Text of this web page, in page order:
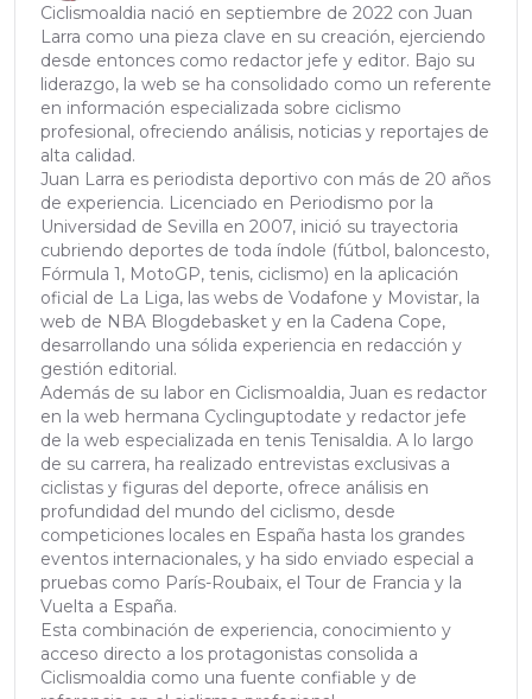
Ciclismoaldia nació en septiembre de 2022 con Juan
Larra como una pieza clave en su creación, ejerciendo
desde entonces como redactor jefe y editor. Bajo su
liderazgo, la web se ha consolidado como un referente
en información especializada sobre ciclismo
profesional, ofreciendo análisis, noticias y reportajes de
alta calidad.
Juan Larra es periodista deportivo con más de 20 años
de experiencia. Licenciado en Periodismo por la
Universidad de Sevilla en 2007, inició su trayectoria
cubriendo deportes de toda índole (fútbol, baloncesto,
Fórmula 1, MotoGP, tenis, ciclismo) en la aplicación
oficial de La Liga, las webs de Vodafone y Movistar, la
web de NBA Blogdebasket y en la Cadena Cope,
desarrollando una sólida experiencia en redacción y
gestión editorial.
Además de su labor en Ciclismoaldia, Juan es redactor
en la web hermana Cyclinguptodate y redactor jefe
de la web especializada en tenis Tenisaldia. A lo largo
de su carrera, ha realizado entrevistas exclusivas a
ciclistas y figuras del deporte, ofrece análisis en
profundidad del mundo del ciclismo, desde
competiciones locales en España hasta los grandes
eventos internacionales, y ha sido enviado especial a
pruebas como París-Roubaix, el Tour de Francia y la
Vuelta a España.
Esta combinación de experiencia, conocimiento y
acceso directo a los protagonistas consolida a
Ciclismoaldia como una fuente confiable y de